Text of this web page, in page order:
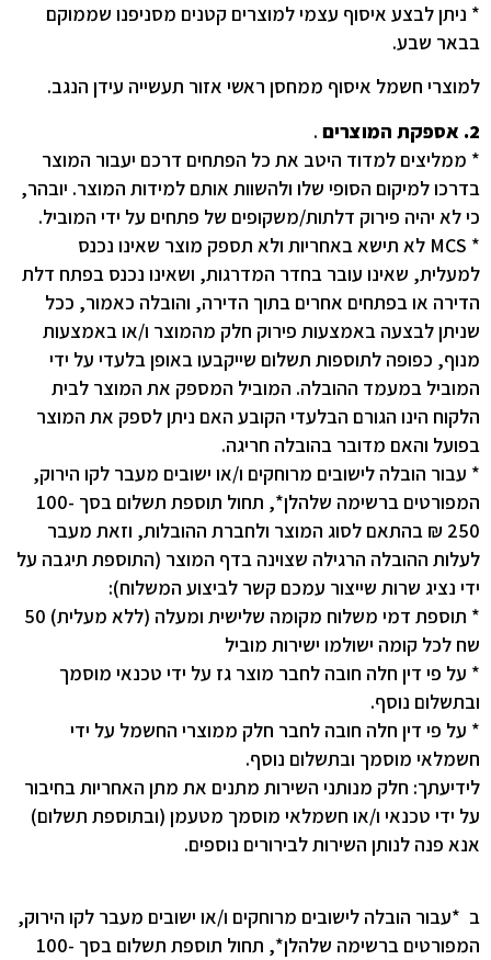
* ניתן לבצע איסוף עצמי למוצרים קטנים מסניפנו שממוקם
בבאר שבע.
למוצרי חשמל איסוף ממחסן ראשי אזור תעשייה עידן הנגב.
2. אספקת המוצרים
.
* ממליצים למדוד היטב את כל הפתחים דרכם יעבור המוצר
בדרכו למיקום הסופי שלו ולהשוות אותם למידות המוצר. יובהר,
כי לא יהיה פירוק דלתות/משקופים של פתחים על ידי המוביל.
* MCS לא תישא באחריות ולא תספק מוצר שאינו נכנס
למעלית, שאינו עובר בחדר המדרגות, ושאינו נכנס בפתח דלת
הדירה או בפתחים אחרים בתוך הדירה, והובלה כאמור, ככל
שניתן לבצעה באמצעות פירוק חלק מהמוצר ו/או באמצעות
מנוף, כפופה לתוספות תשלום שייקבעו באופן בלעדי על ידי
המוביל במעמד ההובלה. המוביל המספק את המוצר לבית
הלקוח הינו הגורם הבלעדי הקובע האם ניתן לספק את המוצר
בפועל והאם מדובר בהובלה חריגה.
* עבור הובלה לישובים מרוחקים ו/או ישובים מעבר לקו הירוק,
המפורטים ברשימה שלהלן*, תחול תוספת תשלום בסך 100-
250 ₪ בהתאם לסוג המוצר ולחברת ההובלות, וזאת מעבר
לעלות ההובלה הרגילה שצוינה בדף המוצר (התוספת תיגבה על
ידי נציג שרות שייצור עמכם קשר לביצוע המשלוח):
* תוספת דמי משלוח מקומה שלישית ומעלה (ללא מעלית) 50
שח לכל קומה ישולמו ישירות מוביל
* על פי דין חלה חובה לחבר מוצר גז על ידי טכנאי מוסמך
ובתשלום נוסף.
* על פי דין חלה חובה לחבר חלק ממוצרי החשמל על ידי
חשמלאי מוסמך ובתשלום נוסף.
לידיעתך: חלק מנותני השירות מתנים את מתן האחריות בחיבור
על ידי טכנאי ו/או חשמלאי מוסמך מטעמן (ובתוספת תשלום)
אנא פנה לנותן השירות לבירורים נוספים.
ב *עבור הובלה לישובים מרוחקים ו/או ישובים מעבר לקו הירוק,
המפורטים ברשימה שלהלן*, תחול תוספת תשלום בסך 100-